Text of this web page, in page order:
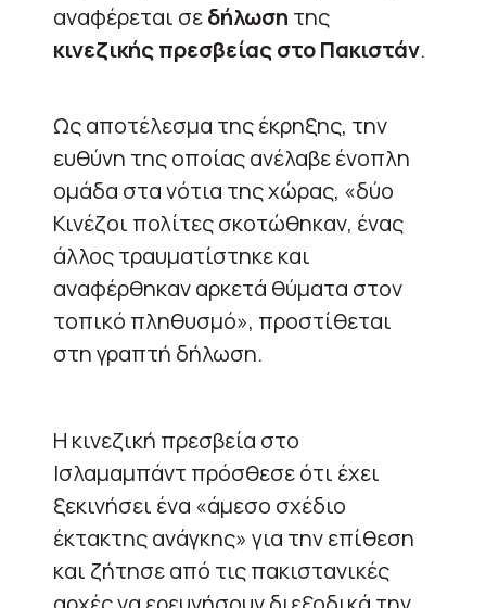
αναφέρεται σεδήλωση της
κινεζικής πρεσβείας στο Πακιστάν.
Ως αποτέλεσμα της έκρηξης, την
ευθύνη της οποίας ανέλαβε ένοπλη
ομάδα στα νότια της χώρας, «δύο
Κινέζοι πολίτες σκοτώθηκαν, ένας
άλλος τραυματίστηκε και
αναφέρθηκαν αρκετά θύματα στον
τοπικό πληθυσμό», προστίθεται
στη γραπτή δήλωση.
Η κινεζική πρεσβεία στο
Ισλαμαμπάντ πρόσθεσε ότι έχει
ξεκινήσει ένα «άμεσο σχέδιο
έκτακτης ανάγκης» για την επίθεση
και ζήτησε από τις πακιστανικές